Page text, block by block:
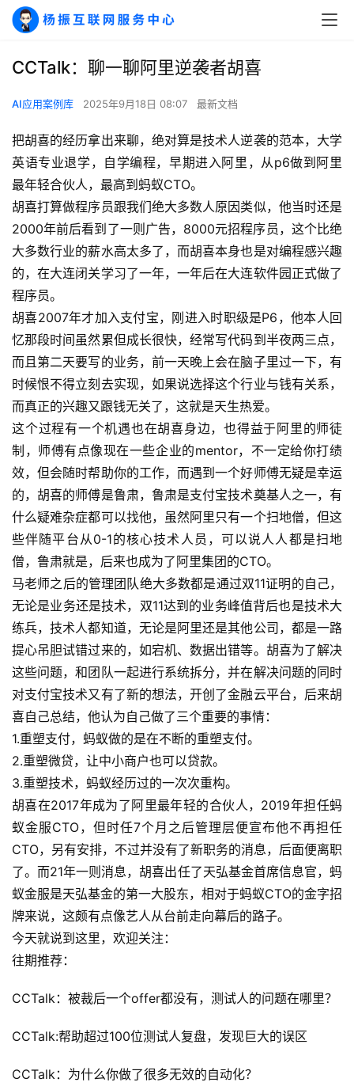
A
I
实
干
群
运
营
记
录
经
验
教
程
软
应
CCTalk：聊一聊阿里逆袭者胡喜
AI应用案例库 2025年9月18日 08:07 最新文档
把胡喜的经历拿出来聊，绝对算是技术人逆袭的范本，大学
英语专业退学，自学编程，早期进入阿里，从p6做到阿里
最年轻合伙人，最高到蚂蚁CTO。
胡喜打算做程序员跟我们绝大多数人原因类似，他当时还是
2000年前后看到了一则广告，8000元招程序员，这个比绝
大多数行业的薪水高太多了，而胡喜本身也是对编程感兴趣
的，在大连闭关学习了一年，一年后在大连软件园正式做了
程序员。
胡喜2007年才加入支付宝，刚进入时职级是P6，他本人回
忆那段时间虽然累但成长很快，经常写代码到半夜两三点，
而且第二天要写的业务，前一天晚上会在脑子里过一下，有
时候恨不得立刻去实现，如果说选择这个行业与钱有关系，
而真正的兴趣又跟钱无关了，这就是天生热爱。
这个过程有一个机遇也在胡喜身边，也得益于阿里的师徒
制，师傅有点像现在一些企业的mentor，不一定给你打绩
效，但会随时帮助你的工作，而遇到一个好师傅无疑是幸运
的，胡喜的师傅是鲁肃，鲁肃是支付宝技术奠基人之一，有
什么疑难杂症都可以找他，虽然阿里只有一个扫地僧，但这
些伴随平台从0-1的核心技术人员，可以说人人都是扫地
僧，鲁肃就是，后来也成为了阿里集团的CTO。
马老师之后的管理团队绝大多数都是通过双11证明的自己，
无论是业务还是技术，双11达到的业务峰值背后也是技术大
练兵，技术人都知道，无论是阿里还是其他公司，都是一路
提心吊胆试错过来的，如宕机、数据出错等。胡喜为了解决
这些问题，和团队一起进行系统拆分，并在解决问题的同时
对支付宝技术又有了新的想法，开创了金融云平台，后来胡
喜自己总结，他认为自己做了三个重要的事情：
1.重塑支付，蚂蚁做的是在不断的重塑支付。
2.重塑微贷，让中小商户也可以贷款。
3.重塑技术，蚂蚁经历过的一次次重构。
胡喜在2017年成为了阿里最年轻的合伙人，2019年担任蚂
蚁金服CTO，但时任7个月之后管理层便宣布他不再担任
CTO，另有安排，不过并没有了新职务的消息，后面便离职
了。而21年一则消息，胡喜出任了天弘基金首席信息官，蚂
蚁金服是天弘基金的第一大股东，相对于蚂蚁CTO的金字招
牌来说，这颇有点像艺人从台前走向幕后的路子。
今天就说到这里，欢迎关注：
往期推荐：
CCTalk：被裁后一个offer都没有，测试人的问题在哪里？
CCTalk:帮助超过100位测试人复盘，发现巨大的误区
CCTalk：为什么你做了很多无效的自动化？